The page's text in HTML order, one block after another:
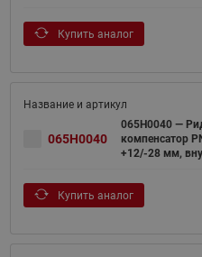
Купить аналог
065H0040
065H0040 —
компенсатор
+12/-28 мм,
Купить аналог